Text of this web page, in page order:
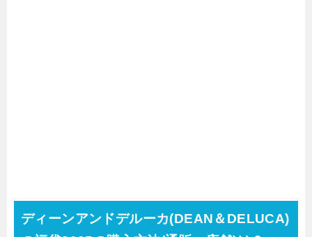
ディーンアンドデルーカ(DEAN＆DELUCA)